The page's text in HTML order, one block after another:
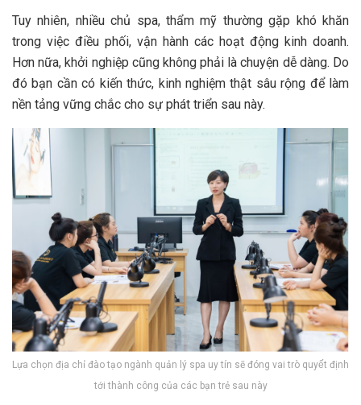
Tuy nhiên, nhiều chủ spa, thẩm mỹ thường gặp khó khăn
trong việc điều phối, vận hành các hoạt động kinh doanh.
Hơn nữa, khởi nghiệp cũng không phải là chuyện dễ dàng. Do
đó bạn cần có kiến thức, kinh nghiệm thật sâu rộng để làm
nền tảng vững chắc cho sự phát triển sau này.
Lựa chọn địa chỉ đào tạo ngành quản lý spa uy tín sẽ đóng vai trò quyết định
tới thành công của các bạn trẻ sau này